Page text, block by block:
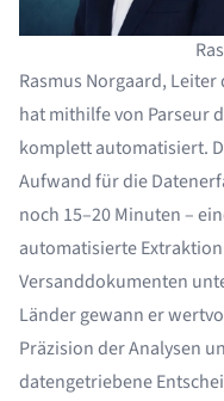
Rasmus Norgaard,
hat mithilfe von Parseur
komplett automatisiert.
Aufwand für die
noch 15–20 Minuten –
automatisierte
Versanddokumenten
Länder gewann er
Präzision der Analysen
datengetriebene